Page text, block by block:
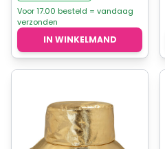
Voor 17.00 besteld = vandaag
verzonden
IN WINKELMAND